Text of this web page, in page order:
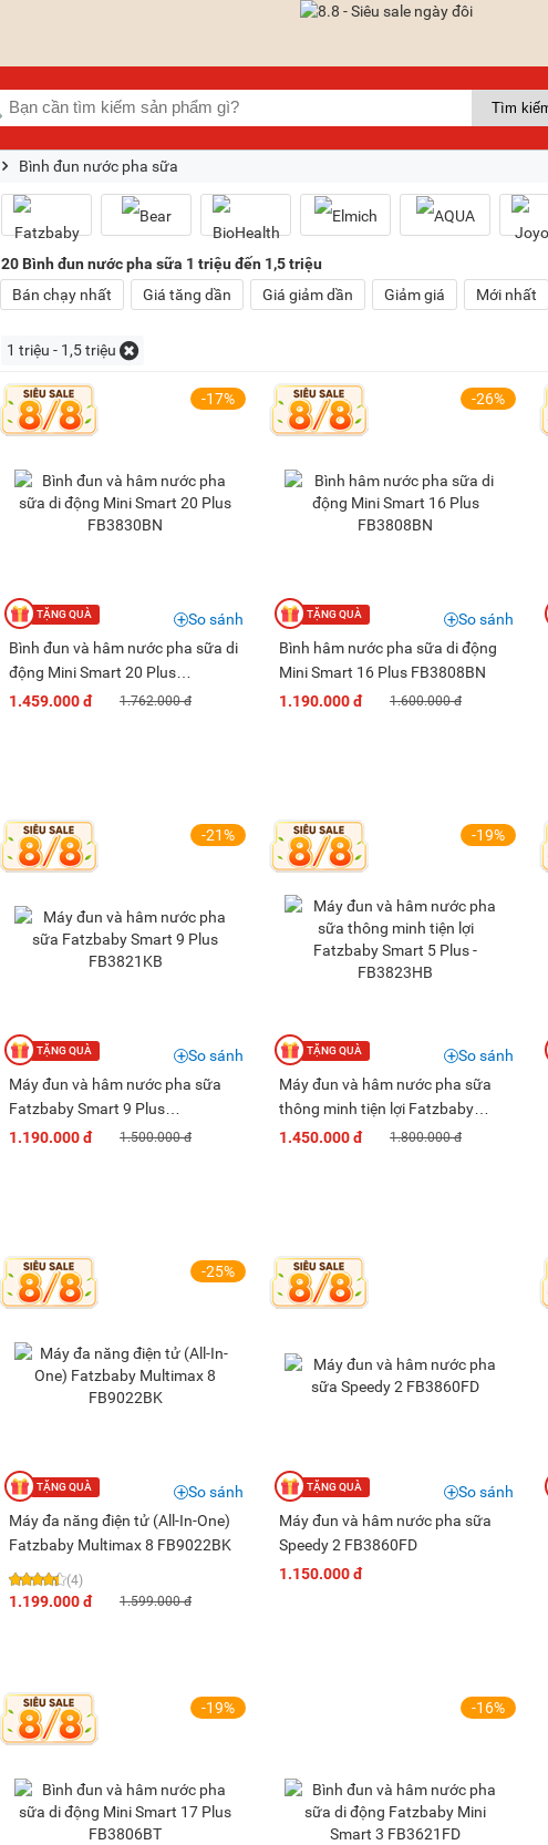
Bình đun nước pha sữa
20 Bình đun nước pha sữa 1 triệu đến 1,5 triệu
Bán chạy nhất
Giá tăng dần Giá giảm dần Giảm giá Mới nhất
1 triệu - 1,5 triệu
-17%
Bình đun và hâm nước pha sữa di
động Mini Smart 20 Plus
FB3830BN
1.459.000 đ 1.762.000 đ
So sánh
-26%
Bình hâm nước pha sữa di động
Mini Smart 16 Plus FB3808BN
1.190.000 đ
1.600.000 đ
So sánh
-21%
Máy đun và hâm nước pha sữa
Fatzbaby Smart 9 Plus
FB3821KB
1.190.000 đ 1.500.000 đ
So sánh
-19%
Máy đun và hâm nước pha sữa
thông minh tiện lợi Fatzbaby
Smart 5 Plus - FB3823HB
1.450.000 đ 1.800.000 đ
So sánh
-25%
Máy đa năng điện tử (All-In-One)
Fatzbaby Multimax 8 FB9022BK
(4)
1.199.000 đ 1.599.000 đ
So sánh
Máy đun và hâm nước pha sữa
Speedy 2 FB3860FD
1.150.000 đ
So sánh
-19% -16%